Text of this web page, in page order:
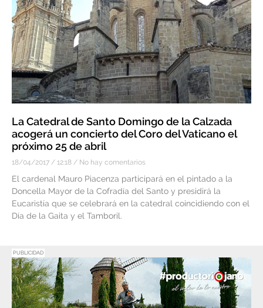
La Catedral de Santo Domingo de la Calzada
acogerá un concierto del Coro del Vaticano el
próximo 25 de abril
18/04/2017 12:18 No hay comentarios
El cardenal Mauro Piacenza participará en el pintado a la
Doncella Mayor de la Cofradía del Santo y presidirá la
Eucaristía que se celebrará en la catedral coincidiendo con el
Día de la Gaita y el Tamboril.
PUBLICIDAD